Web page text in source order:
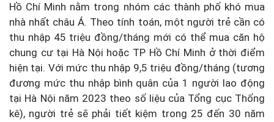
Hồ Chí Minh nằm trong nhóm các thành phố khó mua
nhà nhất châu Á. Theo tính toán, một người trẻ cần có
thu nhập 45 triệu đồng/tháng mới có thể mua căn hộ
chung cư tại Hà Nội hoặc TP Hồ Chí Minh ở thời điểm
hiện tại. Với mức thu nhập 9,5 triệu đồng/tháng (tương
đương mức thu nhập bình quân của 1 người lao động
tại Hà Nội năm 2023 theo số liệu của Tổng cục Thống
kê), người trẻ sẽ phải tiết kiệm trong 25 đến 30 năm